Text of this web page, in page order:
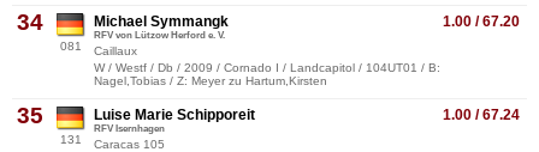
34
081
1.00 / 67.20
Michael Symmangk
RFV von Lützow Herford e. V.
Caillaux
W / Westf / Db / 2009 / Cornado I / Landcapitol / 104UT01 / B:
Nagel,Tobias / Z: Meyer zu Hartum,Kirsten
35
131
1.00 / 67.24
Luise Marie Schipporeit
RFV Isernhagen
Caracas 105